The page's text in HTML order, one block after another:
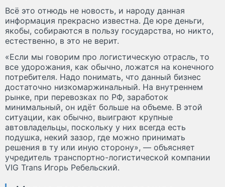
Всё это отнюдь не новость, и народу данная
информация прекрасно известна. Де юре деньги,
якобы, собираются в пользу государства, но никто,
естественно, в это не верит.
«Если мы говорим про логистическую отрасль, то
все удорожания, как обычно, ложатся на конечного
потребителя. Надо понимать, что данный бизнес
достаточно низкомаржинальный. На внутреннем
рынке, при перевозках по РФ, заработок
минимальный, он идёт больше на объеме. В этой
ситуации, как обычно, выиграют крупные
автовладельцы, поскольку у них всегда есть
подушка, некий зазор, где можно принимать
решения в ту или иную сторону», — объясняет
учредитель транспортно-логистической компании
VIG Trans Игорь Ребельский.